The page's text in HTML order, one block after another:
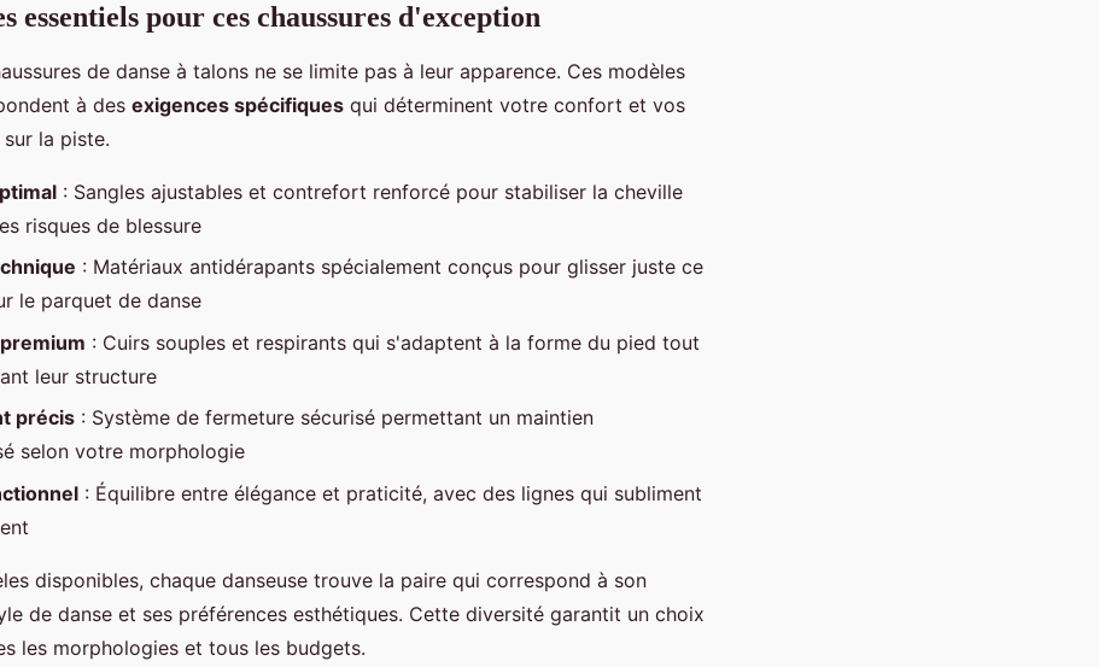
essentiels pour ces chaussures d'exception
de danse à talons ne se limite pas à leur apparence. Ces modèles
à des exigences spécifiques qui déterminent votre confort et vos
la piste.
: Sangles ajustables et contrefort renforcé pour stabiliser la cheville
risques de blessure
: Matériaux antidérapants spécialement conçus pour glisser juste ce
le parquet de danse
: Cuirs souples et respirants qui s'adaptent à la forme du pied tout
leur structure
précis : Système de fermeture sécurisé permettant un maintien
selon votre morphologie
: Équilibre entre élégance et praticité, avec des lignes qui subliment
disponibles, chaque danseuse trouve la paire qui correspond à son
de danse et ses préférences esthétiques. Cette diversité garantit un choix
les morphologies et tous les budgets.